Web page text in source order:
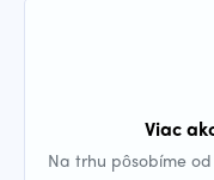
Viac
Na trhu pôsobíme